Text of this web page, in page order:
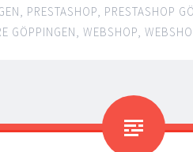
, PRESTASHOP, PRESTASHOP
GÖPPINGEN, WEBSHOP,